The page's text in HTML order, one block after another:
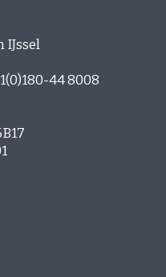
IJssel
44 8008